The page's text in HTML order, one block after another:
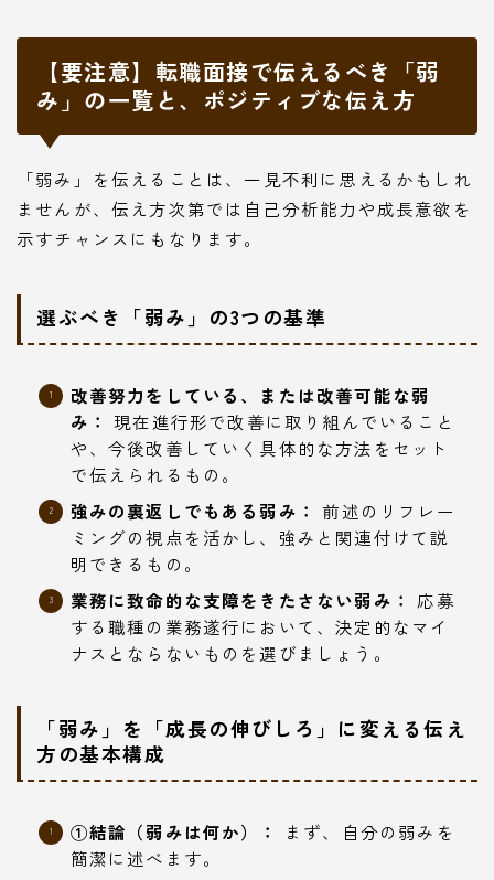
【要注意】転職面接で伝えるべき「弱
み」の一覧と、ポジティブな伝え方
「弱み」を伝えることは、一見不利に思えるかもしれ
ませんが、伝え方次第では自己分析能力や成長意欲を
示すチャンスにもなります。
選ぶべき「弱み」の3つの基準
改善努力をしている、または改善可能な弱
み： 現在進行形で改善に取り組んでいること
や、今後改善していく具体的な方法をセット
で伝えられるもの。
強みの裏返しでもある弱み：
前述のリフレー
ミングの視点を活かし、強みと関連付けて説
明できるもの。
業務に致命的な支障をきたさない弱み：
応募
する職種の業務遂行において、決定的なマイ
ナスとならないものを選びましょう。
「弱み」を「成長の伸びしろ」に変える伝え
方の基本構成
①結論（弱みは何か）：
まず、自分の弱みを
簡潔に述べます。